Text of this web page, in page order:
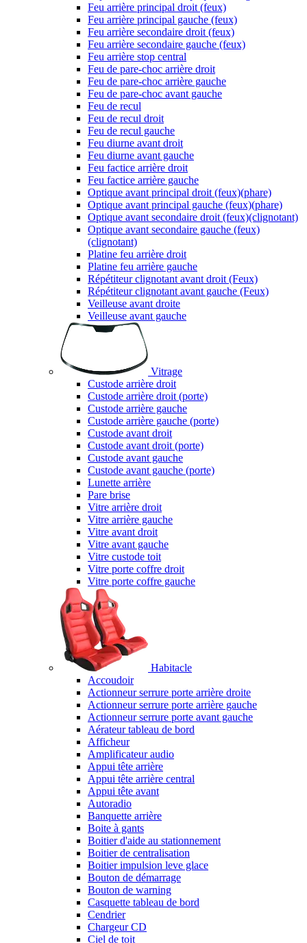
Feu arrière principal droit (feux)
Feu arrière principal gauche (feux)
Feu arrière secondaire droit (feux)
Feu arrière secondaire gauche (feux)
Feu arrière stop central
Feu de pare-choc arrière droit
Feu de pare-choc arrière gauche
Feu de pare-choc avant gauche
Feu de recul
Feu de recul droit
Feu de recul gauche
Feu diurne avant droit
Feu diurne avant gauche
Feu factice arrière droit
Feu factice arrière gauche
Optique avant principal droit (feux)(phare)
Optique avant principal gauche (feux)(phare)
Optique avant secondaire droit (feux)(clignotant)
Optique avant secondaire gauche (feux)
(clignotant)
Platine feu arrière droit
Platine feu arrière gauche
Répétiteur clignotant avant droit (Feux)
Répétiteur clignotant avant gauche (Feux)
Veilleuse avant droite
Veilleuse avant gauche
Vitrage
Custode arrière droit
Custode arrière droit (porte)
Custode arrière gauche
Custode arrière gauche (porte)
Custode avant droit
Custode avant droit (porte)
Custode avant gauche
Custode avant gauche (porte)
Lunette arrière
Pare brise
Vitre arrière droit
Vitre arrière gauche
Vitre avant droit
Vitre avant gauche
Vitre custode toit
Vitre porte coffre droit
Vitre porte coffre gauche
Habitacle
Accoudoir
Actionneur serrure porte arrière droite
Actionneur serrure porte arrière gauche
Actionneur serrure porte avant gauche
Aérateur tableau de bord
Afficheur
Amplificateur audio
Appui tête arrière
Appui tête arrière central
Appui tête avant
Autoradio
Banquette arrière
Boite à gants
Boitier d'aide au stationnement
Boitier de centralisation
Boitier impulsion leve glace
Bouton de démarrage
Bouton de warning
Casquette tableau de bord
Cendrier
Chargeur CD
Ciel de toit